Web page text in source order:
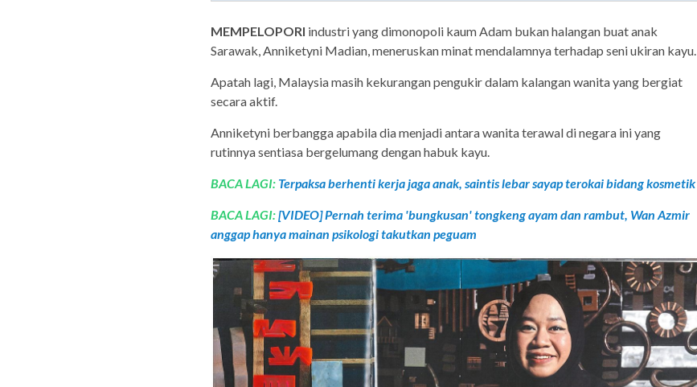
MEMPELOPORI industri yang dimonopoli kaum Adam bukan halangan buat anak
Sarawak, Anniketyni Madian, meneruskan minat mendalamnya terhadap seni ukiran kayu.
Apatah lagi, Malaysia masih kekurangan pengukir dalam kalangan wanita yang bergiat
secara aktif.
Anniketyni berbangga apabila dia menjadi antara wanita terawal di negara ini yang
rutinnya sentiasa bergelumang dengan habuk kayu.
BACA LAGI: Terpaksa berhenti kerja jaga anak, saintis lebar sayap terokai bidang kosmetik
BACA LAGI:[VIDEO] Pernah terima 'bungkusan' tongkeng ayam dan rambut, Wan Azmir
anggap hanya mainan psikologi takutkan peguam